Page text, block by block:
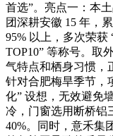
首选”。亮点一：本
团深耕安徽 15 年，
95% 以上，多次荣获
TOP10” 等称号。取
气特点和栖身习惯
针对合肥梅旱季节，
化” 设想，无效避免
冷，门窗选用断桥铝
40%。同时，意禾集